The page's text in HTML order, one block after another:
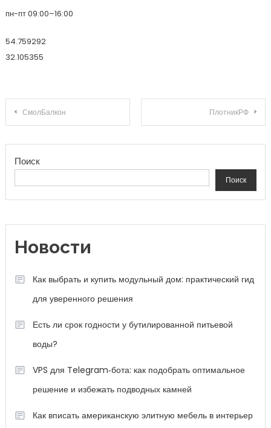
пн-пт 09:00–16:00
54.759292
32.105355
Навигация по записям
СмолБалкон ПлотникРФ
Поиск
Поиск
Новости
Как выбрать и купить модульный дом: практический гид
для уверенного решения
Есть ли срок годности у бутилированной питьевой
воды?
VPS для Telegram‑бота: как подобрать оптимальное
решение и избежать подводных камней
Как вписать американскую элитную мебель в интерьер